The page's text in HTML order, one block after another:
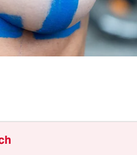
die ihren nackten
tun? Nein, gibt es nicht, das